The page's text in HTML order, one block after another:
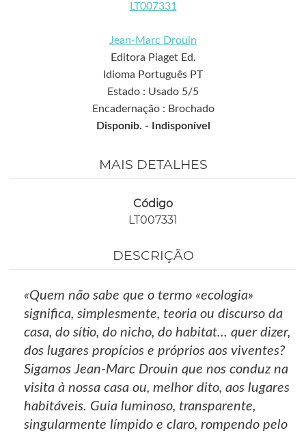
LT007331
Jean-Marc Drouin
Editora Piaget Ed.
Idioma Português PT
Estado : Usado 5/5
Encadernação : Brochado
Disponib. -
Indisponível
MAIS DETALHES
Código
LT007331
DESCRIÇÃO
«Quem não sabe que o termo «ecologia»
significa, simplesmente, teoria ou discurso da
casa, do sítio, do nicho, do habitat... quer dizer,
dos lugares propícios e próprios aos viventes?
Sigamos Jean-Marc Drouin que nos conduz na
visita à nossa casa ou, melhor dito, aos lugares
habitáveis. Guia luminoso, transparente,
singularmente límpido e claro, rompendo pelo